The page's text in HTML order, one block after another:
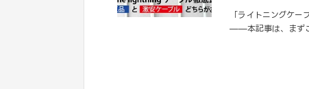
「ライトニングケ
——本記事は、まず